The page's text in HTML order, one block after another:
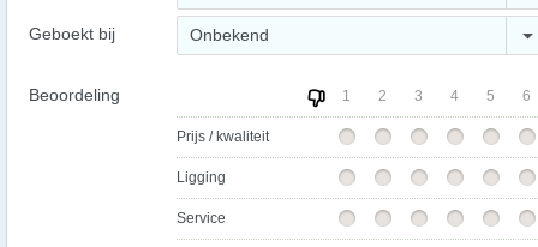
Geboekt bij Onbekend
Beoordeling 1 2 3 4 5 6
Prijs / kwaliteit
Ligging
Service